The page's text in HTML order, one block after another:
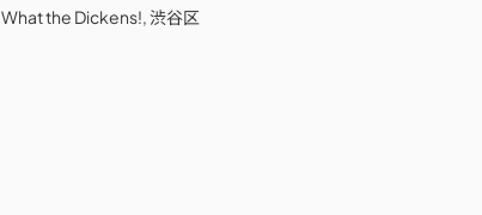
What the Dickens!, 渋谷区